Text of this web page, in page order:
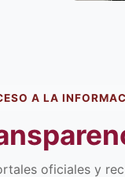
A LA
oficiales y